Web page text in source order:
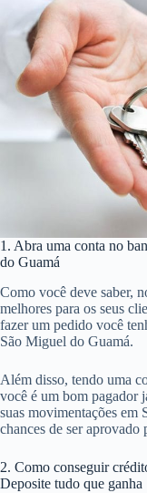
Saber como conseguir
realize seus sonhos em
aumentar as suas
requisitos já citados
ganhar mais pontos
Sabendo disso,
contribuir para que o
Miguel do Guamá seja
1. Abra uma conta no
do Guamá